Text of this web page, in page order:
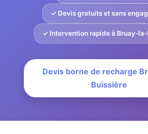
✓ Devis gratuits et sans
✓ Intervention rapide à Bruay-
Devis borne de recharge
Buissière